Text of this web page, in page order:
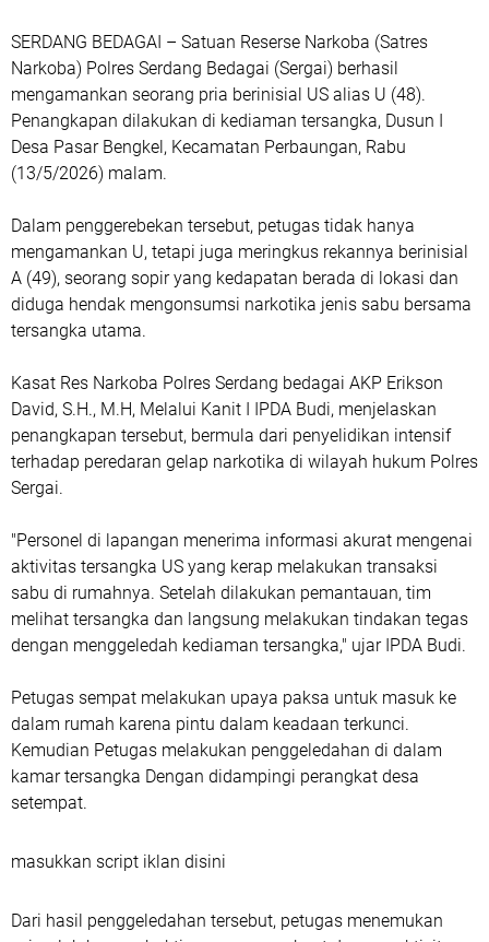
SERDANG BEDAGAI – Satuan Reserse Narkoba (Satres
Narkoba) Polres Serdang Bedagai (Sergai) berhasil
mengamankan seorang pria berinisial US alias U (48).
Penangkapan dilakukan di kediaman tersangka, Dusun I
Desa Pasar Bengkel, Kecamatan Perbaungan, Rabu
(13/5/2026) malam.
Dalam penggerebekan tersebut, petugas tidak hanya
mengamankan U, tetapi juga meringkus rekannya berinisial
A (49), seorang sopir yang kedapatan berada di lokasi dan
diduga hendak mengonsumsi narkotika jenis sabu bersama
tersangka utama.
Kasat Res Narkoba Polres Serdang bedagai AKP Erikson
David, S.H., M.H, Melalui Kanit I IPDA Budi, menjelaskan
penangkapan tersebut, bermula dari penyelidikan intensif
terhadap peredaran gelap narkotika di wilayah hukum Polres
Sergai.
"Personel di lapangan menerima informasi akurat mengenai
aktivitas tersangka US yang kerap melakukan transaksi
sabu di rumahnya. Setelah dilakukan pemantauan, tim
melihat tersangka dan langsung melakukan tindakan tegas
dengan menggeledah kediaman tersangka," ujar IPDA Budi.
Petugas sempat melakukan upaya paksa untuk masuk ke
dalam rumah karena pintu dalam keadaan terkunci.
Kemudian Petugas melakukan penggeledahan di dalam
kamar tersangka Dengan didampingi perangkat desa
setempat.
masukkan script iklan disini
Dari hasil penggeledahan tersebut, petugas menemukan